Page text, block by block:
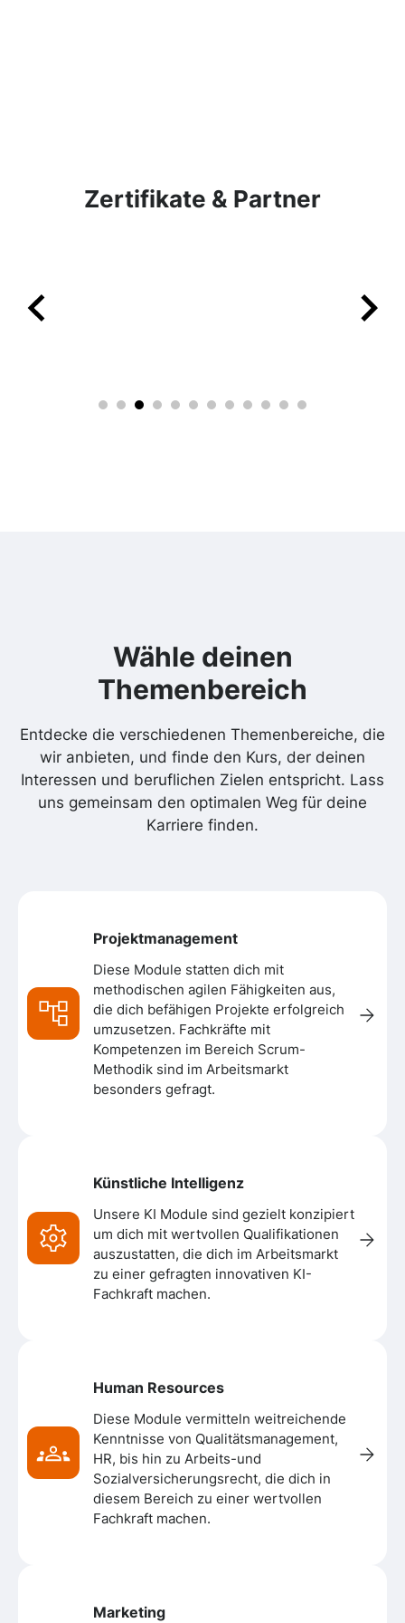
Zertifikate & Partner
Wähle deinen
Themenbereich
Entdecke die verschiedenen Themenbereiche, die
wir anbieten, und finde den Kurs, der deinen
Interessen und beruflichen Zielen entspricht. Lass
uns gemeinsam den optimalen Weg für deine
Karriere finden.
Projektmanagement
Diese Module statten dich mit
methodischen agilen Fähigkeiten aus,
die dich befähigen Projekte erfolgreich
umzusetzen. Fachkräfte mit
Kompetenzen im Bereich Scrum-
Methodik sind im Arbeitsmarkt
besonders gefragt.
Künstliche Intelligenz
Unsere KI Module sind gezielt konzipiert
um dich mit wertvollen Qualifikationen
auszustatten, die dich im Arbeitsmarkt
zu einer gefragten innovativen KI-
Fachkraft machen.
Human Resources
Diese Module vermitteln weitreichende
Kenntnisse von Qualitätsmanagement,
HR, bis hin zu Arbeits-und
Sozialversicherungsrecht, die dich in
diesem Bereich zu einer wertvollen
Fachkraft machen.
Marketing